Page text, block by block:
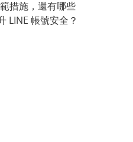
措施，還有哪些
LINE 帳號安全？